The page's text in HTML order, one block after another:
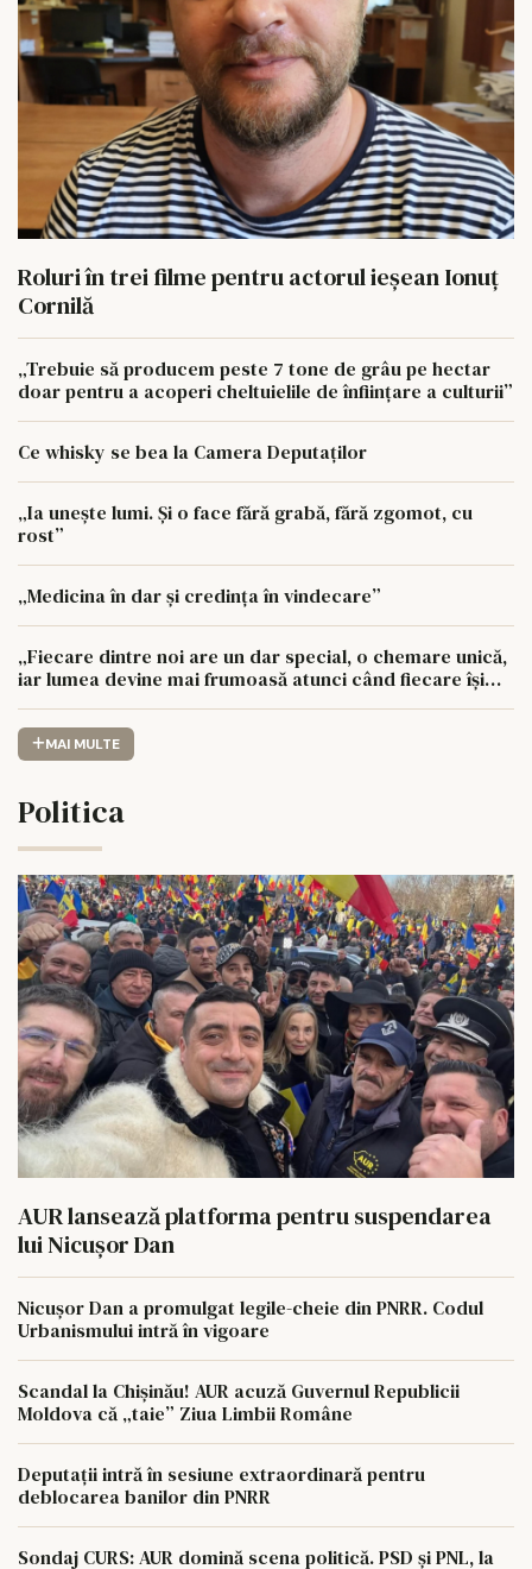
Roluri în trei filme pentru actorul ieşean Ionuţ
Cornilă
„Trebuie să producem peste 7 tone de grâu pe hectar
doar pentru a acoperi cheltuielile de înființare a culturii”
Ce whisky se bea la Camera Deputaților
„Ia unește lumi. Și o face fără grabă, fără zgomot, cu
rost”
„Medicina în dar și credința în vindecare”
„Fiecare dintre noi are un dar special, o chemare unică,
iar lumea devine mai frumoasă atunci când fiecare își
MAI MULTE
Politica
AUR lansează platforma pentru suspendarea
lui Nicușor Dan
Nicușor Dan a promulgat legile-cheie din PNRR. Codul
Urbanismului intră în vigoare
Scandal la Chișinău! AUR acuză Guvernul Republicii
Moldova că „taie” Ziua Limbii Române
Deputații intră în sesiune extraordinară pentru
deblocarea banilor din PNRR
Sondaj CURS: AUR domină scena politică. PSD și PNL, la